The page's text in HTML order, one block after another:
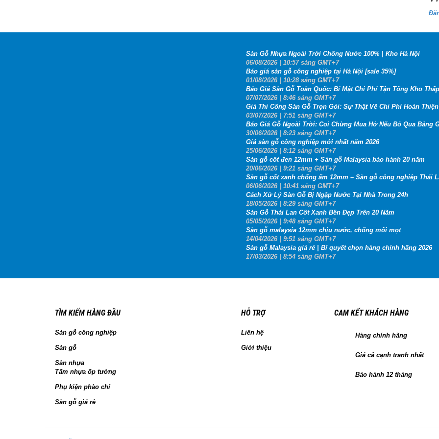
Sàn Gỗ Nhựa Ngoài Trời Chống Nước 100% | Kho Hà Nội
06/08/2026| 10:57 sáng GMT+7
Báo giá sàn gỗ công nghiệp tại Hà Nội [sale 35%]
01/08/2026| 10:28 sáng GMT+7
Báo Giá Sàn Gỗ Toàn Quốc: Bí Mật Chi Phí Tận Tổng Kho
07/07/2026| 8:46 sáng GMT+7
Giá Thi Công Sàn Gỗ Trọn Gói: Sự Thật Về Chi Phí Hoàn
03/07/2026| 7:51 sáng GMT+7
Báo Giá Gỗ Ngoài Trời: Coi Chừng Mua Hớ Nếu Bỏ Qua Bảng
30/06/2026| 8:23 sáng GMT+7
Giá sàn gỗ công nghiệp mới nhất năm 2026
25/06/2026| 8:12 sáng GMT+7
Sàn gỗ cốt đen 12mm + Sàn gỗ Malaysia bảo hành 20 năm
20/06/2026| 9:21 sáng GMT+7
Sàn gỗ cốt xanh chống ẩm 12mm – Sàn gỗ công nghiệp Thái
06/06/2026| 10:41 sáng GMT+7
Cách Xử Lý Sàn Gỗ Bị Ngập Nước Tại Nhà Trong 24h
18/05/2026| 8:29 sáng GMT+7
Sàn Gỗ Thái Lan Cốt Xanh Bền Đẹp Trên 20 Năm
05/05/2026| 9:48 sáng GMT+7
Sàn gỗ malaysia 12mm chịu nước, chống mối mọt
14/04/2026| 9:51 sáng GMT+7
Sàn gỗ Malaysia giá rẻ | Bí quyết chọn hàng chính hãng 2026
17/03/2026| 8:54 sáng GMT+7
TÌM KIẾM HÀNG ĐẦU
Sàn gỗ công nghiệp
Sàn gỗ
Sàn nhựa
Tấm nhựa ốp tường
Phụ kiện phào chỉ
Sàn gỗ giá rẻ
HỖ TRỢ
Liên hệ
Giới thiệu
CAM KẾT KHÁCH HÀNG
Hàng chính hãng
Giá cả cạnh tranh nhất
Bảo hành 12 tháng